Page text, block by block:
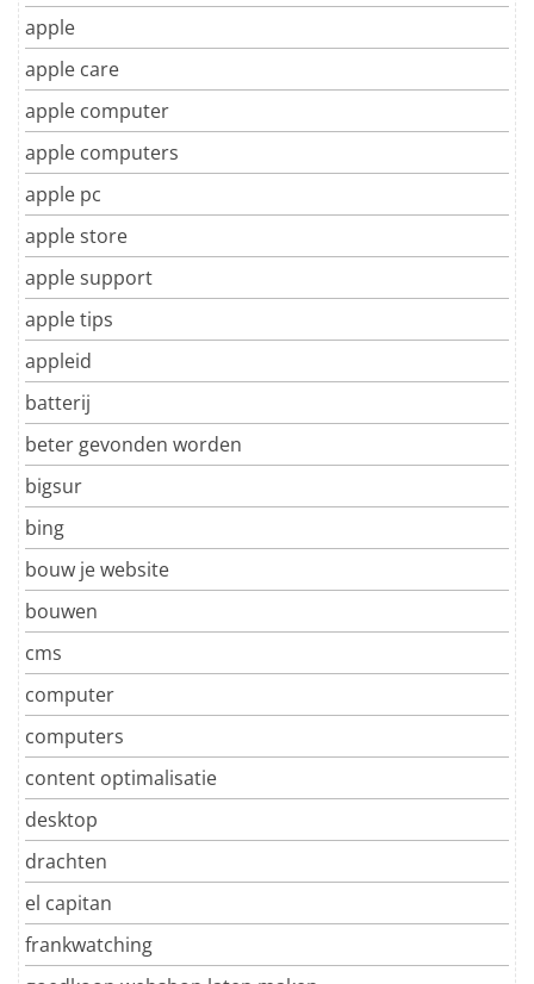
apple
apple care
apple computer
apple computers
apple pc
apple store
apple support
apple tips
appleid
batterij
beter gevonden worden
bigsur
bing
bouw je website
bouwen
cms
computer
computers
content optimalisatie
desktop
drachten
el capitan
frankwatching